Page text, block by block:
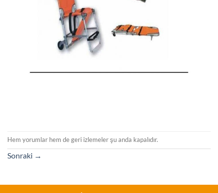
Hem yorumlar hem de geri izlemeler şu anda kapalıdır.
Sonraki →